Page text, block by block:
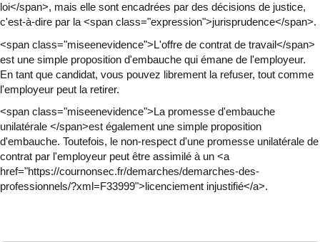
loi</span>, mais elle sont encadrées par des décisions de justice,
c'est-à-dire par la <span class="expression">jurisprudence</span>.
<span class="miseenevidence">L'offre de contrat de travail</span>
est une simple proposition d'embauche qui émane de l'employeur.
En tant que candidat, vous pouvez librement la refuser, tout comme
l'employeur peut la retirer.
<span class="miseenevidence">La promesse d'embauche
unilatérale </span>est également une simple proposition
d'embauche. Toutefois, le non-respect d'une promesse unilatérale de
contrat par l'employeur peut être assimilé à un <a
href="https://cournonsec.fr/demarches/demarches-des-
professionnels/?xml=F33999">licenciement injustifié</a>.